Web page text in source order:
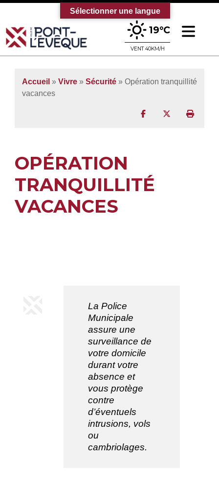
Bienvenue sur le site officiel de la
19°C
VENT 40KM/H
Accueil » Vivre » Sécurité » Opération tranquillité
vacances
Partager surPartager sur
OPÉRATION
TRANQUILLITÉ
VACANCES
La Police
Municipale
assure une
surveillance de
votre domicile
durant votre
absence et
vous protège
contre
d’éventuels
intrusions, vols
ou
cambriolages.
Sélectionner une langue